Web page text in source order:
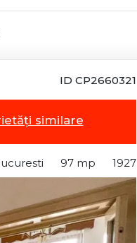
ID CP2660321
similare
97 mp 1927